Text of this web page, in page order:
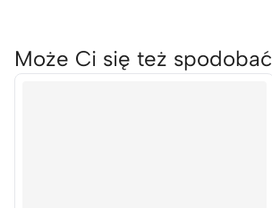
Może Ci się też spodobać